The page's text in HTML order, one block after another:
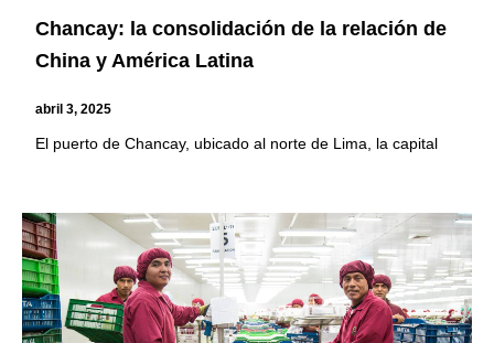
Chancay: la consolidación de la relación de
China y América Latina
abril 3, 2025
El puerto de Chancay, ubicado al norte de Lima, la capital